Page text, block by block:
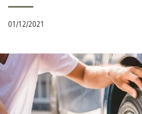
01/12/2021